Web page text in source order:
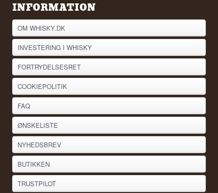
INFORMATION
OM WHISKY.DK
INVESTERING I WHISKY
FORTRYDELSESRET
COOKIEPOLITIK
FAQ
ØNSKELISTE
NYHEDSBREV
BUTIKKEN
TRUSTPILOT